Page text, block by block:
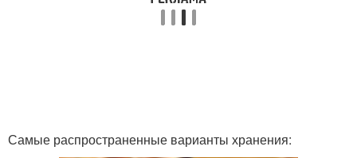
Самые распространенные варианты хранения: